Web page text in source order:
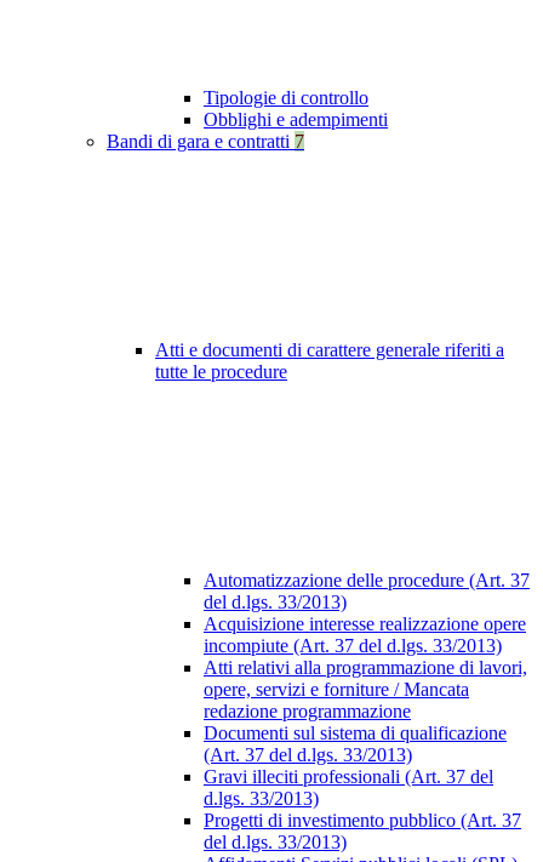
Tipologie di controllo
Obblighi e adempimenti
Bandi di gara e contratti 7
Atti e documenti di carattere generale riferiti a
tutte le procedure
Automatizzazione delle procedure (Art. 37
del d.lgs. 33/2013)
Acquisizione interesse realizzazione opere
incompiute (Art. 37 del d.lgs. 33/2013)
Atti relativi alla programmazione di lavori,
opere, servizi e forniture / Mancata
redazione programmazione
Documenti sul sistema di qualificazione
(Art. 37 del d.lgs. 33/2013)
Gravi illeciti professionali (Art. 37 del
d.lgs. 33/2013)
Progetti di investimento pubblico (Art. 37
del d.lgs. 33/2013)